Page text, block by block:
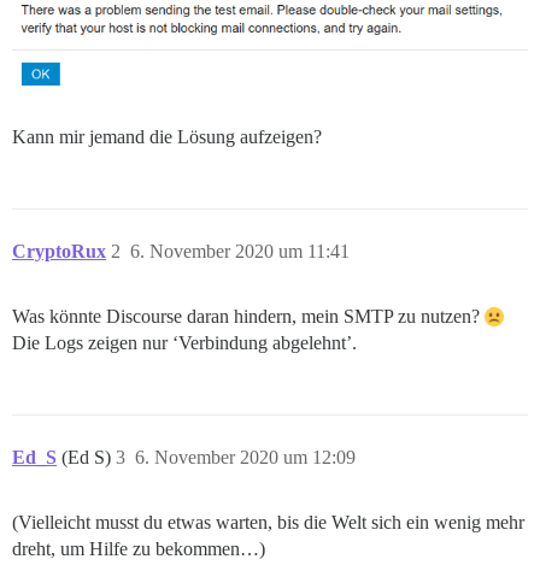
Kann mir jemand die Lösung aufzeigen?
CryptoRux 6. November 2020 um 11:41
2
Was könnte Discourse daran hindern, mein SMTP zu nutzen?
Die Logs zeigen nur ‘Verbindung abgelehnt’.
Ed_S (Ed S) 6. November 2020 um 12:09
3
(Vielleicht musst du etwas warten, bis die Welt sich ein wenig mehr
dreht, um Hilfe zu bekommen…)